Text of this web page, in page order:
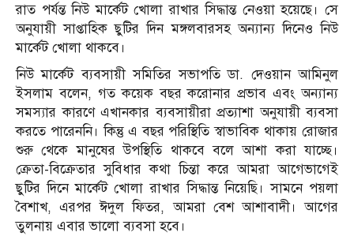
রাত পর্যন্ত নিউ মার্কেট খোলা রাখার সিদ্ধান্ত নেওয়া হয়েছে। সে
অনুযায়ী সাপ্তাহিক ছুটির দিন মঙ্গলবারসহ অন্যান্য দিনেও নিউ
মার্কেট খোলা থাকবে।
নিউ মার্কেট ব্যবসায়ী সমিতির সভাপতি ডা. দেওয়ান আমিনুল
ইসলাম বলেন, গত কয়েক বছর করোনার প্রভাব এবং অন্যান্য
সমস্যার কারণে এখানকার ব্যবসায়ীরা প্রত্যাশা অনুযায়ী ব্যবসা
করতে পারেননি। কিন্তু এ বছর পরিস্থিতি স্বাভাবিক থাকায় রোজার
শুরু থেকে মানুষের উপস্থিতি থাকবে বলে আশা করা যাচ্ছে।
ক্রেতা-বিক্রেতার সুবিধার কথা চিন্তা করে আমরা আগেভাগেই
ছুটির দিনে মার্কেট খোলা রাখার সিদ্ধান্ত নিয়েছি। সামনে পয়লা
বৈশাখ, এরপর ঈদুল ফিতর, আমরা বেশ আশাবাদী। আগের
তুলনায় এবার ভালো ব্যবসা হবে।